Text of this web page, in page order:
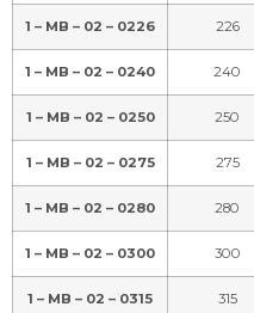
1 – MB – 02 – 0226 226
1 – MB – 02 – 0240 240
1 – MB – 02 – 0250 250
1 – MB – 02 – 0275 275
1 – MB – 02 – 0280 280
1 – MB – 02 – 0300 300
1 – MB – 02 – 0315 315